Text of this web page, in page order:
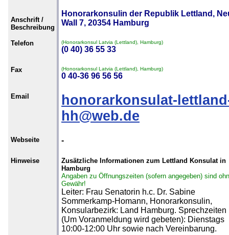
Anschrift /
Beschreibung
Honorarkonsulin der Republik Lettland,
Wall 7, 20354 Hamburg
Telefon (Honorarkonsul Latvia (Lettland), Hamburg)
(0 40) 36 55 33
Fax (Honorarkonsul Latvia (Lettland), Hamburg)
0 40-36 96 56 56
Email
honorarkonsulat-
hh@web.de
Webseite -
Hinweise
Zusätzliche Informationen zum Lettland Konsulat in
Hamburg
Angaben zu Öffnungszeiten (sofern angegeben) sind
Gewähr!
Leiter: Frau Senatorin h.c. Dr. Sabine
Sommerkamp-Homann, Honorarkonsulin,
Konsularbezirk: Land Hamburg. Sprechzeiten
(Um Voranmeldung wird gebeten): Dienstags
10:00-12:00 Uhr sowie nach Vereinbarung.